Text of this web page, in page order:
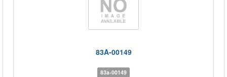
83A-00149
83a-00149